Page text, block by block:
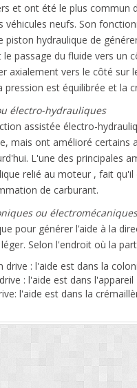
et ont été le plus commun
véhicules neufs. Son
piston hydraulique de
le passage du fluide vers un
axialement vers le côté sur
pression est équilibrée et la
électro-hydrauliques
assistée électro-
mais ont amélioré certains
L'une des principales
relié au moteur , fait
de carburant.
ou électromécaniques
pour générer l’aide à la
Selon l'endroit où la
drive : l'aide est dans la
: l'aide est dans l'appareil
l'aide est dans la